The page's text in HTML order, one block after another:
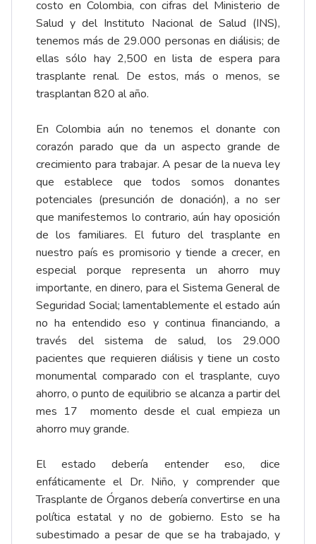
costo en Colombia, con cifras del Ministerio de
Salud y del Instituto Nacional de Salud (INS),
tenemos más de 29.000 personas en diálisis; de
ellas sólo hay 2,500 en lista de espera para
trasplante renal. De estos, más o menos, se
trasplantan 820 al año.
En Colombia aún no tenemos el donante con
corazón parado que da un aspecto grande de
crecimiento para trabajar. A pesar de la nueva ley
que establece que todos somos donantes
potenciales (presunción de donación), a no ser
que manifestemos lo contrario, aún hay oposición
de los familiares. El futuro del trasplante en
nuestro país es promisorio y tiende a crecer, en
especial porque representa un ahorro muy
importante, en dinero, para el Sistema General de
Seguridad Social; lamentablemente el estado aún
no ha entendido eso y continua financiando, a
través del sistema de salud, los 29.000
pacientes que requieren diálisis y tiene un costo
monumental comparado con el trasplante, cuyo
ahorro, o punto de equilibrio se alcanza a partir del
mes 17 momento desde el cual empieza un
ahorro muy grande.
El estado debería entender eso, dice
enfáticamente el Dr. Niño, y comprender que
Trasplante de Órganos debería convertirse en una
política estatal y no de gobierno. Esto se ha
subestimado a pesar de que se ha trabajado, y